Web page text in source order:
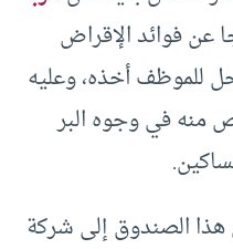
عن فوائد الإقراض
للموظف أخذه، وعليه
منه في وجوه البر
هذا الصندوق إلى شركة